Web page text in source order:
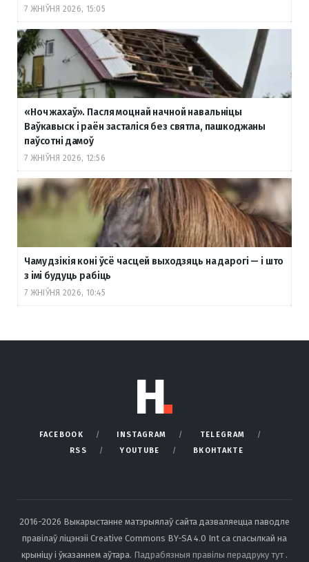
7 ЖНІЎНЯ 2026, 15:05
«Ноч жахаў». Пасля моцнай начной навальніцы
Ваўкавыск і раён засталіся без святла, пашкоджаны
паўсотні дамоў
7 ЖНІЎНЯ 2026, 12:56
Чаму дзікія коні ўсё часцей выходзяць на дарогі — і што
з імі будуць рабіць
7 ЖНІЎНЯ 2026, 10:45
FACEBOOK INSTAGRAM
TELEGRAM
RSS
YOUTUBE ВКОНТАКТЕ
2016-2026 Выкарыстанне матэрыялаў сайта дазваляецца паводле
правілаў ліцэнзіі Creative Commons BY-SA 4.0 Int са спасылкай на
крыніцу і ўказаннем аўтара. Падрабязныя правілы перадруку тут .